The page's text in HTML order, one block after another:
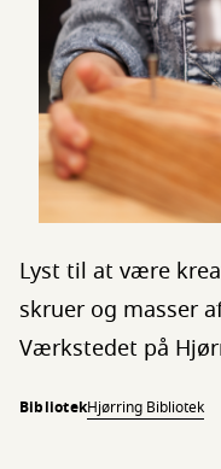
Lyst til at være
skruer og masser
Værkstedet på
BibliotekHjørring Bibliotek